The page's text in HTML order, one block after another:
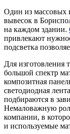
Один из массовых
вывесок в
на каждом здании.
привлекают
подсветка
Для изготовления
большой спектр
композитная
светодиодная
подбираются в
Немаловажную
компании, в
и используемые